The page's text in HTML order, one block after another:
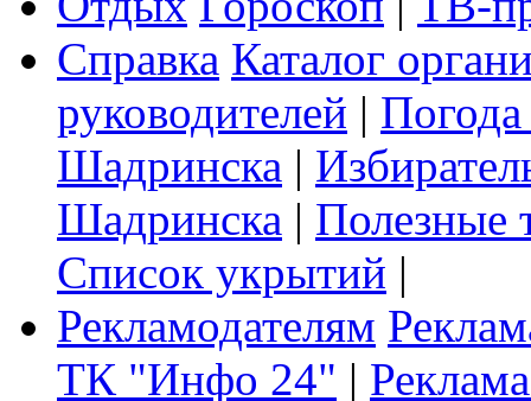
Справка Каталог
руководителей |
Шадринска |
Шадринска | Полезные
Список укрытий |
Рекламодателям
ТК "Инфо 24" |